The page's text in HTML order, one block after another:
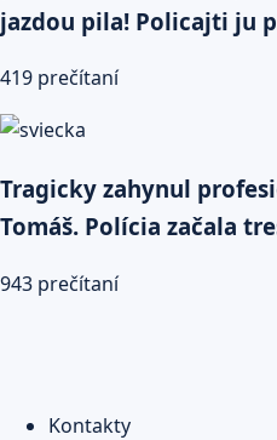
jazdou pila! Policajti ju
419 prečítaní
Tragicky zahynul
Tomáš. Polícia začala
943 prečítaní
Kontakty